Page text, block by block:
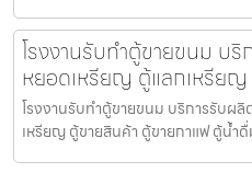
โรงงานรับทำตู้ขายขนม บ
หยอดเหรียญ ตู้แลกเหรียญ
โรงงานรับทำตู้ขายขนม บริการรับผ
เหรียญ ตู้ขายสินค้า ตู้ขายกาแฟ ตู้น้ำ